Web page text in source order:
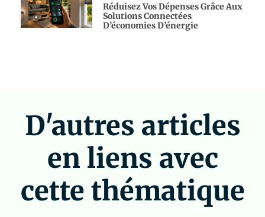
Réduisez Vos Dépenses Grâce Aux
Solutions Connectées
D’économies D’énergie
D'autres articles
en liens avec
cette thématique